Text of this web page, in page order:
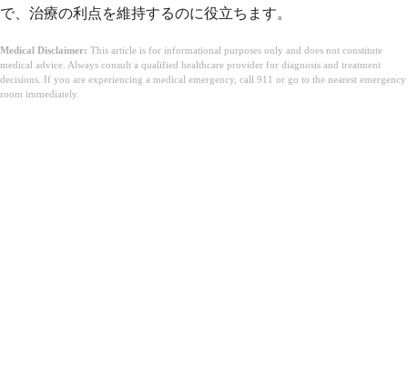
で、治療の利点を維持するのに役立ちます。
Medical Disclaimer: This article is for informational purposes only and does not constitute
medical advice. Always consult a qualified healthcare provider for diagnosis and treatment
decisions. If you are experiencing a medical emergency, call 911 or go to the nearest emergency
room immediately.